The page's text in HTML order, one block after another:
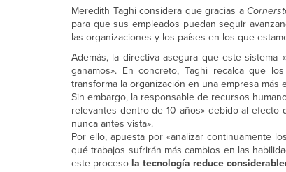
Meredith Taghi considera que gracias a
para que sus empleados puedan seguir
las organizaciones y los países en los que
Además, la directiva asegura que este
ganamos». En concreto, Taghi recalca que
transforma la organización en una empresa
Sin embargo, la responsable de recursos
relevantes dentro de 10 años» debido al efecto
nunca antes vista».
Por ello, apuesta por «analizar continuamente
qué trabajos sufrirán más cambios en las
este proceso la tecnología reduce